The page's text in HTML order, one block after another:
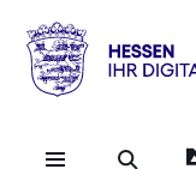
Hessen
Ihr